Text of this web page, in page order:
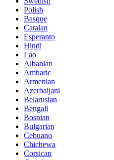
Polish
Basque
Catalan
Esperanto
Hindi
Lao
Albanian
Amharic
Armenian
Azerbaijani
Belarusian
Bengali
Bosnian
Bulgarian
Cebuano
Chichewa
Corsican